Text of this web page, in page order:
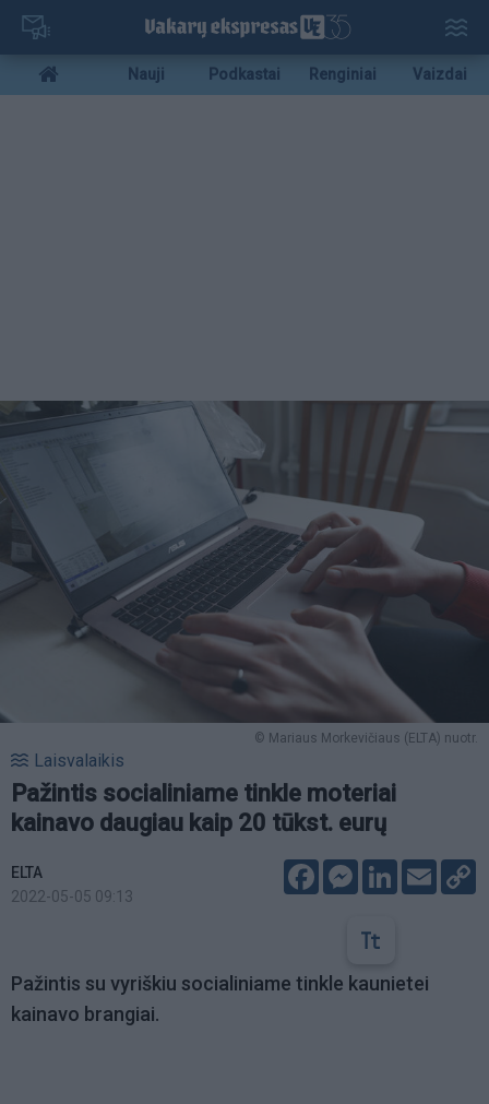
Pereiti
pagrindinį
turinį
Mobile
menu
Nauji Podkastai Renginiai Vaizdai
© Mariaus Morkevičiaus (ELTA) nuotr.
Laisvalaikis
Pažintis socialiniame tinkle moteriai
kainavo daugiau kaip 20 tūkst. eurų
ELTA
2022-05-05 09:13
FacebookMessenger
LinkedIn
Email
Pažintis su vyriškiu socialiniame tinkle kaunietei
kainavo brangiai.